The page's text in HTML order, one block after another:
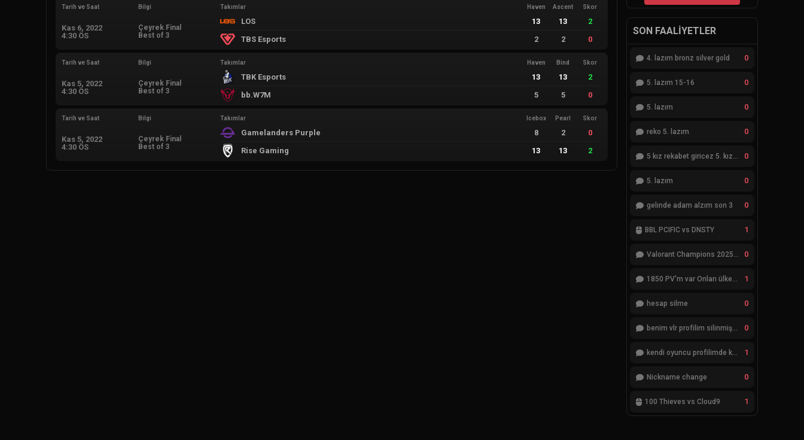
Tarih ve Saat
Kas 6, 2022
4:30 ÖS
Bilgi
Çeyrek Final
Best of 3
Takımlar Haven Ascent Skor
LOS 13 13
2
TBS Esports
2 2 0
Tarih ve Saat
Kas 5, 2022
4:30 ÖS
Bilgi
Çeyrek Final
Best of 3
Takımlar Haven Bind Skor
TBK Esports 13 13
2
bb.W7M
5 5 0
Tarih ve Saat
Kas 5, 2022
4:30 ÖS
Bilgi
Çeyrek Final
Best of 3
Takımlar Icebox Pearl Skor
Gamelanders Purple 8 2
0
Rise Gaming
13 13 2
SON FAALIYETLER
4. lazım bronz silver gold 0
5. lazım 15-16 0
5. lazım 0
reko 5. lazım 0
5 kız rekabet giricez 5. kız eksik 0
5. lazım 0
gelınde adam alzım son 3 0
BBL PCIFIC vs DNSTY 1
Valorant Champions 2025 Grand Final 0
1850 PV'm var Onları ülkemde değiştiremiyorum 1
hesap silme 0
benim vlr profilim silinmiş yok gözükmüyor 0
kendi oyuncu profilimde ki bilgileri düzenlemek istiyorum 1
Nickname change 0
100 Thieves vs Cloud9 1